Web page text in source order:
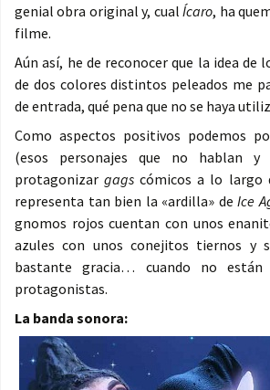
genial obra original y, cualÍcaro, ha
filme.
Aún así, he de reconocer que la idea de
de dos colores distintos peleados me
de entrada, qué pena que no se haya
Como aspectos positivos podemos
(esos personajes que no hablan y
protagonizargags cómicos a lo largo
representa tan bien la «ardilla» deIce
gnomos rojos cuentan con unos
azules con unos conejitos tiernos y
bastante gracia… cuando no están
protagonistas.
La banda sonora: